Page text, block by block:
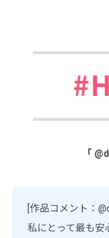
「
[作品コメント：
私にとって最も安